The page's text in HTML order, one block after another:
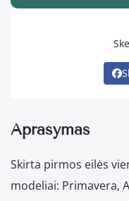
Aprašymas
Skirta pirmos eilės
modeliai: Primavera,